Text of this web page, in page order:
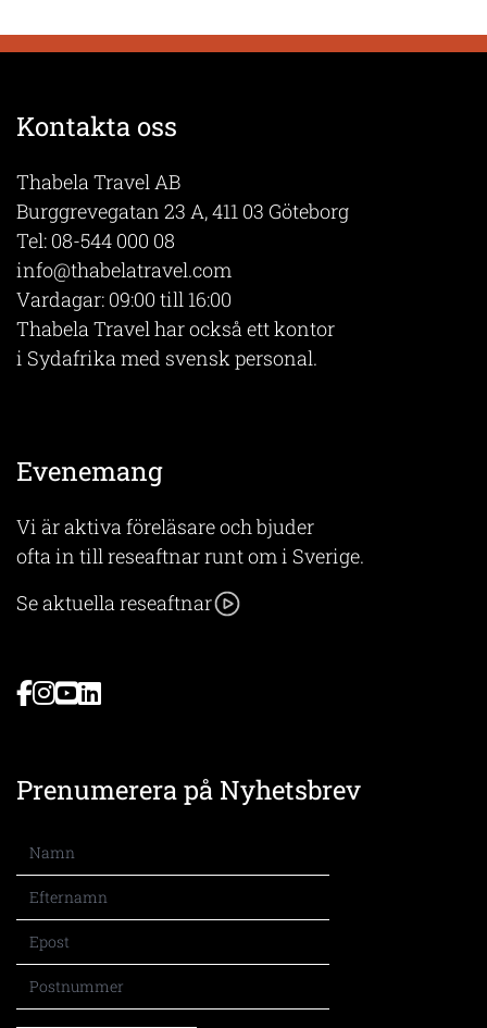
Kontakta oss
Thabela Travel AB
Burggrevegatan 23 A, 411 03 Göteborg
Tel: 08-544 000 08
info@thabelatravel.com
Vardagar: 09:00 till 16:00
Thabela Travel har också ett kontor
i Sydafrika med svensk personal.
Evenemang
Vi är aktiva föreläsare och bjuder
ofta in till reseaftnar runt om i Sverige.
Se aktuella reseaftnar
Prenumerera på Nyhetsbrev